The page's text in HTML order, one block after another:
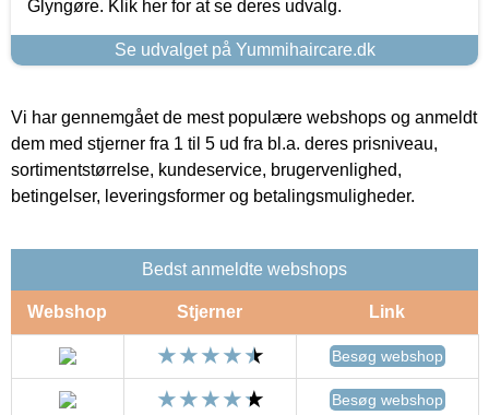
Glyngøre. Klik her for at se deres udvalg.
Se udvalget på Yummihaircare.dk
Vi har gennemgået de mest populære webshops og anmeldt
dem med stjerner fra 1 til 5 ud fra bl.a. deres prisniveau,
sortimentstørrelse, kundeservice, brugervenlighed,
betingelser, leveringsformer og betalingsmuligheder.
Bedst anmeldte webshops
Webshop Stjerner Link
Besøg webshop
Besøg webshop